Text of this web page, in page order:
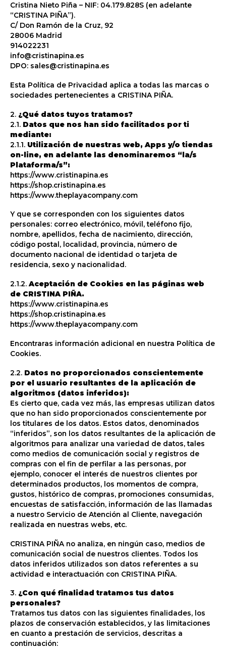
Cristina Nieto Piña – NIF: 04.179.828S (en adelante
“CRISTINA PIÑA”).
C/ Don Ramón de la Cruz, 92
28006 Madrid
914022231
info@cristinapina.es
DPO: sales@cristinapina.es
Esta Política de Privacidad aplica a todas las marcas o
sociedades pertenecientes a CRISTINA PIÑA.
2. ¿Qué datos tuyos tratamos?
2.1. Datos que nos han sido facilitados por ti
mediante:
2.1.1. Utilización de nuestras web, Apps y/o tiendas
on-line, en adelante las denominaremos “la/s
Plataforma/s”:
https://www.cristinapina.es
https://shop.cristinapina.es
https://www.theplayacompany.com
Y que se corresponden con los siguientes datos
personales: correo electrónico, móvil, teléfono fijo,
nombre, apellidos, fecha de nacimiento, dirección,
código postal, localidad, provincia, número de
documento nacional de identidad o tarjeta de
residencia, sexo y nacionalidad.
2.1.2. Aceptación de Cookies en las páginas web
de CRISTINA PIÑA.
https://www.cristinapina.es
https://shop.cristinapina.es
https://www.theplayacompany.com
Encontraras información adicional en nuestra Política de
Cookies.
2.2. Datos no proporcionados conscientemente
por el usuario resultantes de la aplicación de
algoritmos (datos inferidos):
Es cierto que, cada vez más, las empresas utilizan datos
que no han sido proporcionados conscientemente por
los titulares de los datos. Estos datos, denominados
“inferidos”, son los datos resultantes de la aplicación de
algoritmos para analizar una variedad de datos, tales
como medios de comunicación social y registros de
compras con el fin de perfilar a las personas, por
ejemplo, conocer el interés de nuestros clientes por
determinados productos, los momentos de compra,
gustos, histórico de compras, promociones consumidas,
encuestas de satisfacción, información de las llamadas
a nuestro Servicio de Atención al Cliente, navegación
realizada en nuestras webs, etc.
CRISTINA PIÑA no analiza, en ningún caso, medios de
comunicación social de nuestros clientes. Todos los
datos inferidos utilizados son datos referentes a su
actividad e interactuación con CRISTINA PIÑA.
3. ¿Con qué finalidad tratamos tus datos
personales?
Tratamos tus datos con las siguientes finalidades, los
plazos de conservación establecidos, y las limitaciones
en cuanto a prestación de servicios, descritas a
continuación: